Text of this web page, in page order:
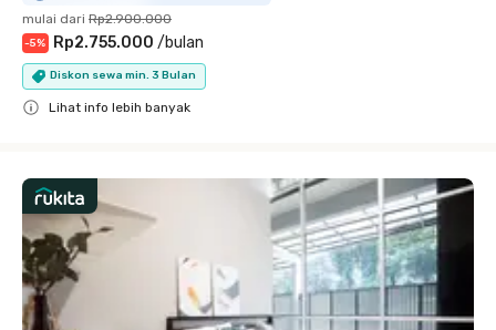
mulai dari Rp2.900.000
-5% Rp2.755.000 /bulan
Diskon sewa min. 3 Bulan
Lihat info lebih banyak